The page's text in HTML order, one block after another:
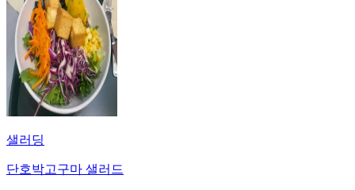
샐러딩
단호박고구마 샐러드